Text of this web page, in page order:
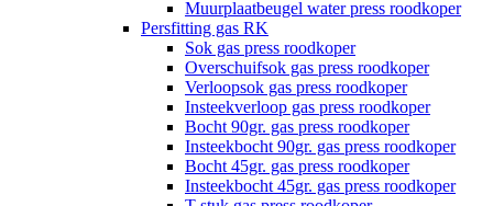
Muurplaatbeugel water press roodkoper
Persfitting gas RK
Sok gas press roodkoper
Overschuifsok gas press roodkoper
Verloopsok gas press roodkoper
Insteekverloop gas press roodkoper
Bocht 90gr. gas press roodkoper
Insteekbocht 90gr. gas press roodkoper
Bocht 45gr. gas press roodkoper
Insteekbocht 45gr. gas press roodkoper